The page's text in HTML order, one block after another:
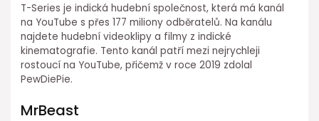
T-Series je indická hudební společnost, která má kanál
na YouTube s přes 177 miliony odběratelů. Na kanálu
najdete hudební videoklipy a filmy z indické
kinematografie. Tento kanál patří mezi nejrychleji
rostoucí na YouTube, přičemž v roce 2019 zdolal
PewDiePie.
MrBeast